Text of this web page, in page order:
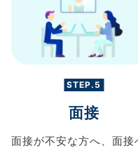
STEP.5
面接
面接が不安な方へ、 面接